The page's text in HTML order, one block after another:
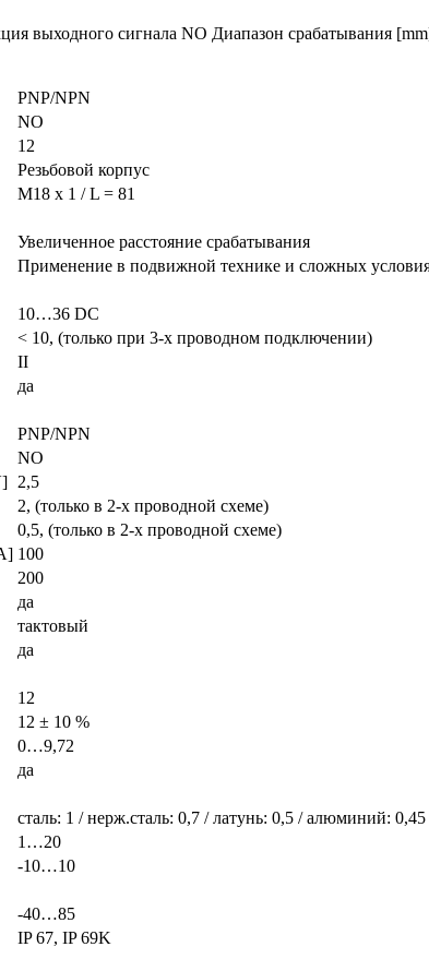
выходного сигнала NO Диапазон срабатывания
PNP/NPN
NO
12
Резьбовой корпус
M18 x 1 / L = 81
Увеличенное расстояние срабатывания
Применение в подвижной технике и сложных
10…36 DC
< 10, (только при 3-х проводном подключении)
II
да
PNP/NPN
NO
2,5
2, (только в 2-х проводной схеме)
0,5, (только в 2-х проводной схеме)
100
200
да
тактовый
да
12
12 ± 10 %
0…9,72
да
сталь: 1 / нерж.сталь: 0,7 / латунь: 0,5 / алюминий:
1…20
-10…10
-40…85
IP 67, IP 69K